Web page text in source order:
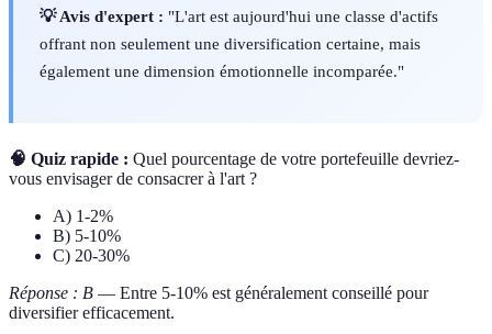
💡 Avis d'expert : "L'art est aujourd'hui une classe d'actifs
offrant non seulement une diversification certaine, mais
également une dimension émotionnelle incomparée."
🧠 Quiz rapide : Quel pourcentage de votre portefeuille devriez-
vous envisager de consacrer à l'art ?
A) 1-2%
B) 5-10%
C) 20-30%
Réponse : B — Entre 5-10% est généralement conseillé pour
diversifier efficacement.